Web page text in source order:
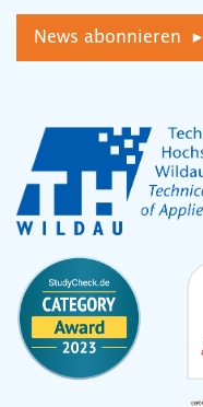
News abonnieren ▸